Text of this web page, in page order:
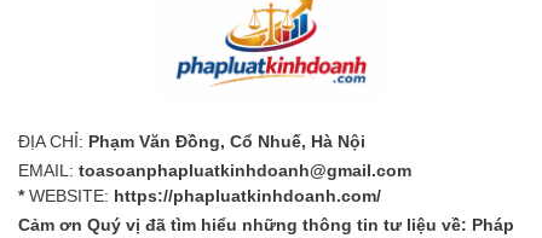
ĐỊA CHỈ: Phạm Văn Đồng, Cổ Nhuế, Hà Nội
EMAIL: toasoanphapluatkinhdoanh@gmail.com
*WEBSITE: https://phapluatkinhdoanh.com/
Cảm ơn Quý vị đã tìm hiểu những thông tin tư liệu về: Pháp